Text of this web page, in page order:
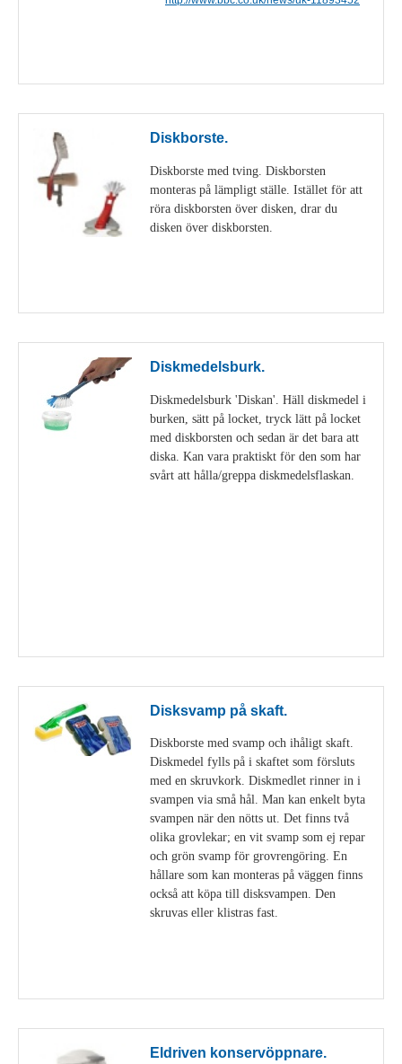
Diskborste.
Diskborste med tving. Diskborsten
monteras på lämpligt ställe. Istället för att
röra diskborsten över disken, drar du
disken över diskborsten.
Diskmedelsburk.
Diskmedelsburk 'Diskan'. Häll diskmedel i
burken, sätt på locket, tryck lätt på locket
med diskborsten och sedan är det bara att
diska. Kan vara praktiskt för den som har
svårt att hålla/greppa diskmedelsflaskan.
Disksvamp på skaft.
Diskborste med svamp och ihåligt skaft.
Diskmedel fylls på i skaftet som försluts
med en skruvkork. Diskmedlet rinner in i
svampen via små hål. Man kan enkelt byta
svampen när den nötts ut. Det finns två
olika grovlekar; en vit svamp som ej repar
och grön svamp för grovrengöring. En
hållare som kan monteras på väggen finns
också att köpa till disksvampen. Den
skruvas eller klistras fast.
Eldriven konservöppnare.